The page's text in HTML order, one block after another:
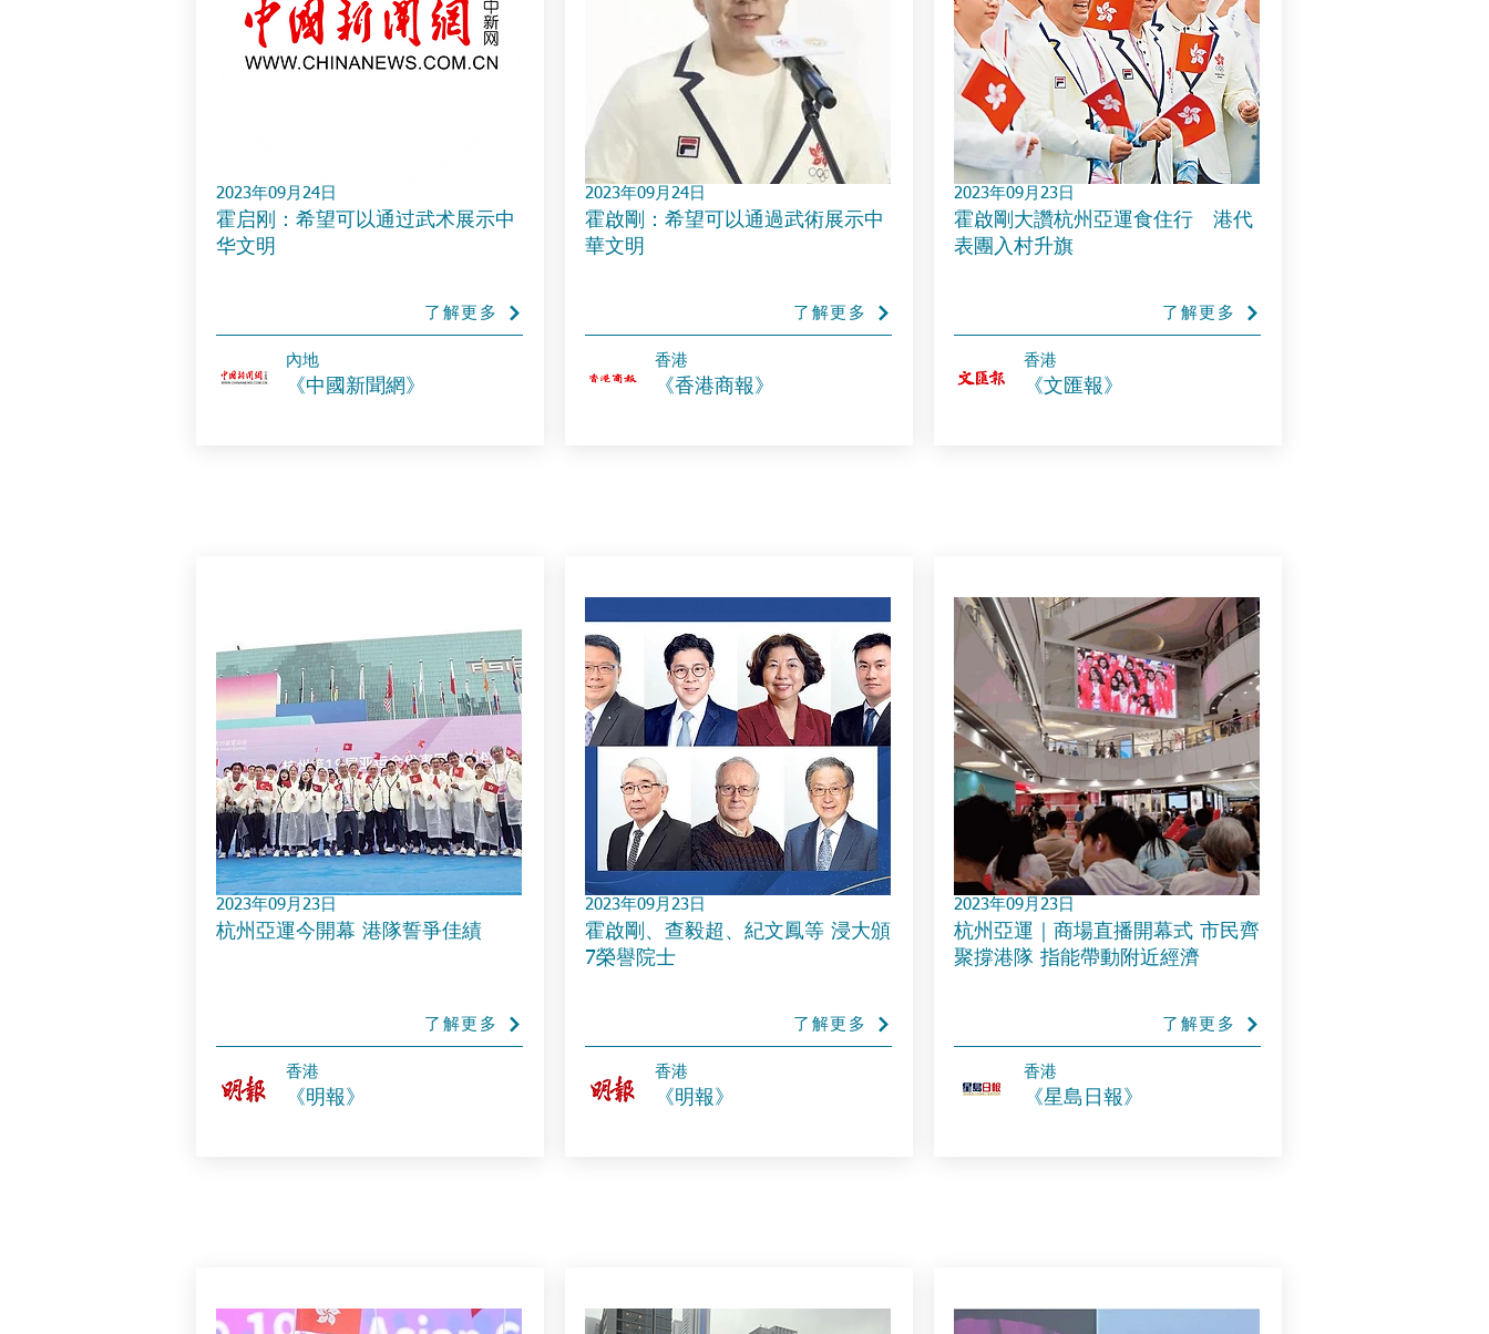
2023年09月24日
霍启刚：希望可以通过武术展示中
华文明
了解更多
內地
《中國新聞網》
2023年09月23日
杭州亞運今開幕 港隊誓爭佳績
了解更多
​香港
《明報》
2023年09月24日
霍啟剛：希望可以通過武術展示中
華文明
了解更多
​香港
《香港商報》
2023年09月23日
霍啟剛、查毅超、紀文鳳等 浸大頒
7榮譽院士
了解更多
​香港
《明報》
2023年09月23日
霍啟剛大讚杭州亞運食住行 港代
表團入村升旗
了解更多
​香港
《文匯報》
2023年09月23日
杭州亞運｜商場直播開幕式 市民齊
聚撐港隊 指能帶動附近經濟
了解更多
​香港
《星島日報》